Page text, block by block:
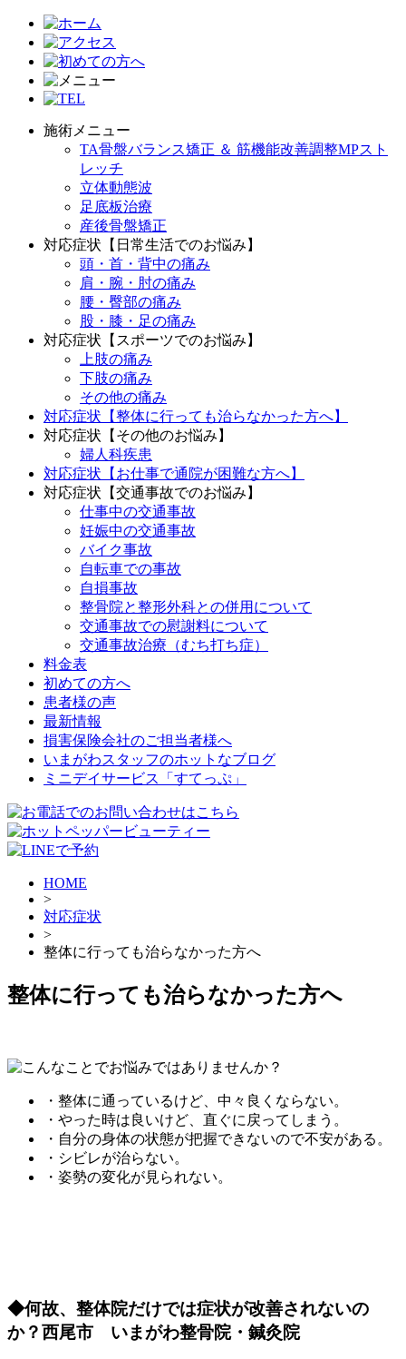
施術メニュー
TA骨盤バランス矯正 ＆ 筋機能改善調整MPスト
レッチ
立体動態波
足底板治療
産後骨盤矯正
対応症状【日常生活でのお悩み】
頭・首・背中の痛み
肩・腕・肘の痛み
腰・臀部の痛み
股・膝・足の痛み
対応症状【スポーツでのお悩み】
上肢の痛み
下肢の痛み
その他の痛み
対応症状【整体に行っても治らなかった方へ】
対応症状【その他のお悩み】
婦人科疾患
対応症状【お仕事で通院が困難な方へ】
対応症状【交通事故でのお悩み】
仕事中の交通事故
妊娠中の交通事故
バイク事故
自転車での事故
自損事故
整骨院と整形外科との併用について
交通事故での慰謝料について
交通事故治療（むち打ち症）
料金表
初めての方へ
患者様の声
最新情報
損害保険会社のご担当者様へ
いまがわスタッフのホットなブログ
ミニデイサービス「すてっぷ」
HOME
>
対応症状
>
整体に行っても治らなかった方へ
整体に行っても治らなかった方へ
・整体に通っているけど、中々良くならない。
・やった時は良いけど、直ぐに戻ってしまう。
・自分の身体の状態が把握できないので不安がある。
・シビレが治らない。
・姿勢の変化が見られない。
◆何故、整体院だけでは症状が改善されないの
か？西尾市 いまがわ整骨院・鍼灸院